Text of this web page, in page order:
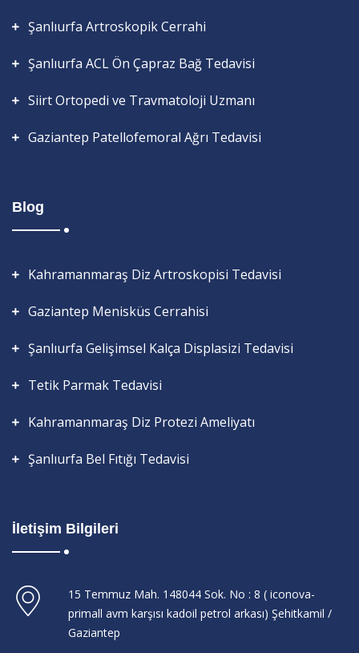
Şanlıurfa Artroskopik Cerrahi
Şanlıurfa ACL Ön Çapraz Bağ Tedavisi
Siirt Ortopedi ve Travmatoloji Uzmanı
Gaziantep Patellofemoral Ağrı Tedavisi
Blog
Kahramanmaraş Diz Artroskopisi Tedavisi
Gaziantep Menisküs Cerrahisi
Şanlıurfa Gelişimsel Kalça Displasizi Tedavisi
Tetik Parmak Tedavisi
Kahramanmaraş Diz Protezi Ameliyatı
Şanlıurfa Bel Fıtığı Tedavisi
İletişim Bilgileri
15 Temmuz Mah. 148044 Sok. No : 8 ( iconova-
primall avm karşısı kadoil petrol arkası) Şehitkamil /
Gaziantep